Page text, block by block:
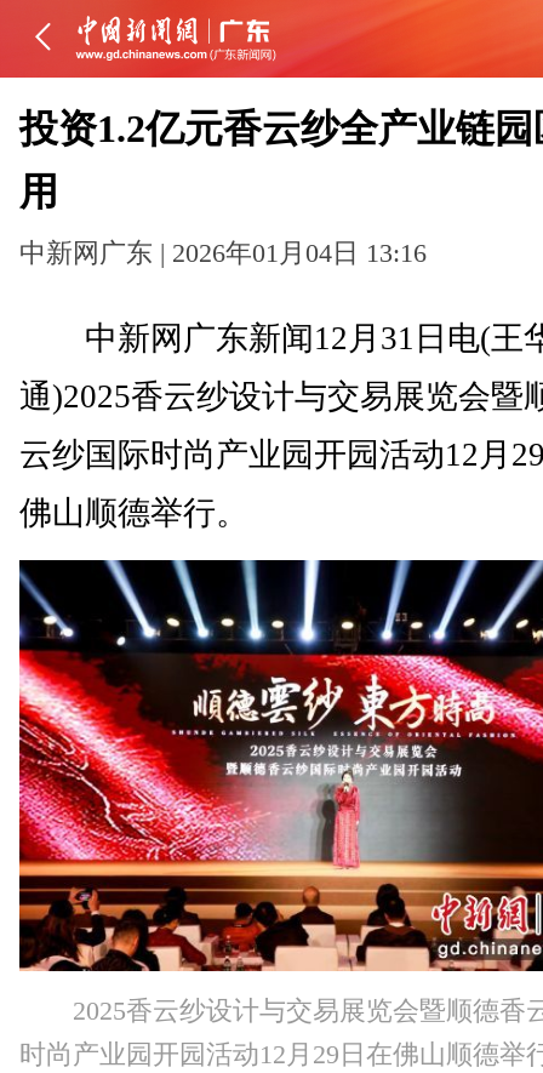
投资1.2亿元香云纱全产业链
用
中新网广东 | 2026年01月04日 13:16
中新网广东新闻12月31日电(王
通)2025香云纱设计与交易展览会暨
云纱国际时尚产业园开园活动12月
佛山顺德举行。
2025香云纱设计与交易展览会暨顺德香
时尚产业园开园活动12月29日在佛山顺德举